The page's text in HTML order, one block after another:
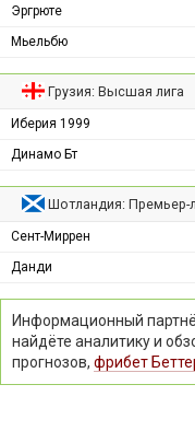
Эргрюте
Мьельбю
Грузия: Высшая лига
Иберия 1999
Динамо Бт
Шотландия: Премьер-
Сент-Миррен
Данди
Информационный
найдёте аналитику и
прогнозов, фрибет